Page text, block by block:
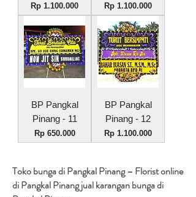
Harga
Rp 1.100.000 Harga
Rp 1.100.000
BP Pangkal
Pinang - 11
Harga
Rp 650.000
BP Pangkal
Pinang - 12
Harga
Rp 1.100.000
Toko bunga di Pangkal Pinang – Florist online
di Pangkal Pinang jual karangan bunga di